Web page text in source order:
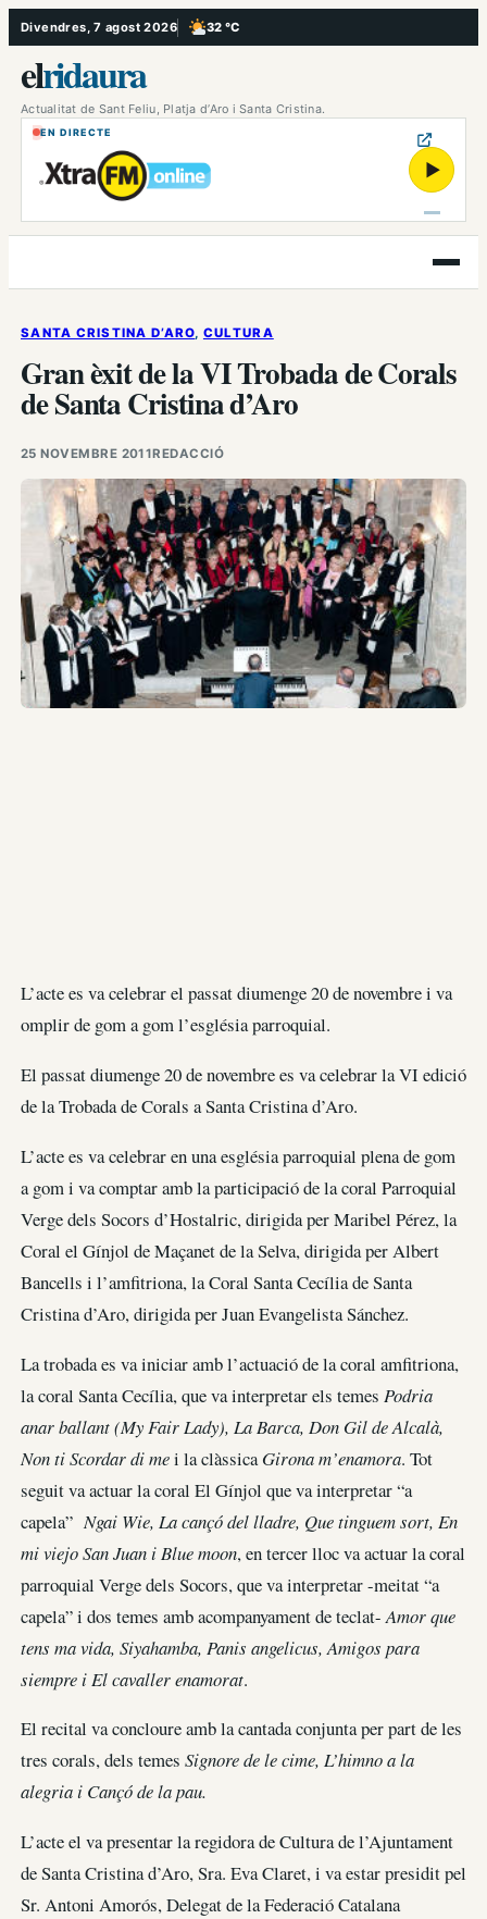
Vés
al
contingut
Divendres, 7 agost 2026 32 °C
, Poc ennuvolat
elridaura
Actualitat de Sant Feliu, Platja d’Aro i Santa Cristina.
EN DIRECTE
▶
Obre
el
SANTA CRISTINA D’ARO, CULTURA
Gran èxit de la VI Trobada de Corals
de Santa Cristina d’Aro
25 NOVEMBRE 2011REDACCIÓ
L’acte es va celebrar el passat diumenge 20 de novembre i va
omplir de gom a gom l’església parroquial.
El passat diumenge 20 de novembre es va celebrar la VI edició
de la Trobada de Corals a Santa Cristina d’Aro.
L’acte es va celebrar en una església parroquial plena de gom
a gom i va comptar amb la participació de la coral Parroquial
Verge dels Socors d’Hostalric, dirigida per Maribel Pérez, la
Coral el Gínjol de Maçanet de la Selva, dirigida per Albert
Bancells i l’amfitriona, la Coral Santa Cecília de Santa
Cristina d’Aro, dirigida per Juan Evangelista Sánchez.
La trobada es va iniciar amb l’actuació de la coral amfitriona,
la coral Santa Cecília, que va interpretar els temes Podria
anar ballant (My Fair Lady), La Barca, Don Gil de Alcalà,
Non ti Scordar di mei la clàssica Girona m’enamora. Tot
seguit va actuar la coral El Gínjol que va interpretar “a
capela” Ngai Wie, La cançó del lladre, Que tinguem sort, En
mi viejo San Juan i Blue moon, en tercer lloc va actuar la coral
parroquial Verge dels Socors, que va interpretar -meitat “a
capela” i dos temes amb acompanyament de teclat- Amor que
tens ma vida, Siyahamba, Panis angelicus, Amigos para
siempre i El cavaller enamorat.
El recital va concloure amb la cantada conjunta per part de les
tres corals, dels temes Signore de le cime, L’himno a la
alegria i Cançó de la pau.
L’acte el va presentar la regidora de Cultura de l’Ajuntament
de Santa Cristina d’Aro, Sra. Eva Claret, i va estar presidit pel
Sr. Antoni Amorós, Delegat de la Federació Catalana